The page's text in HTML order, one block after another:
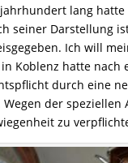
lang
seiner Darstellung
Ich will
Koblenz hatte nach
durch eine
der
zu